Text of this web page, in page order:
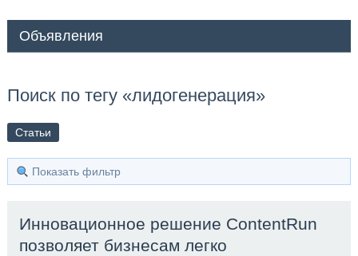
Объявления
Поиск по тегу «лидогенерация»
Статьи
Показать фильтр
Инновационное решение ContentRun
позволяет бизнесам легко